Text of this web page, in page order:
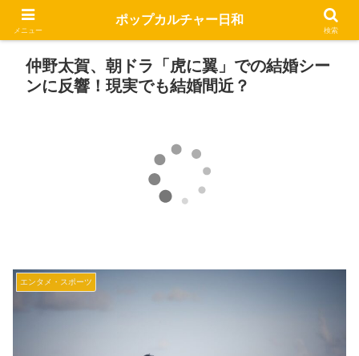
仲野太賀、朝ドラ「虎に翼」での結婚シー
ンに反響！現実でも結婚間近？
エンタメ・スポーツ
メニュー
ポップカルチャー日和
検索